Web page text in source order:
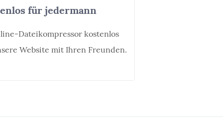
für jedermann
Dateikompressor kostenlos
Website mit Ihren Freunden.